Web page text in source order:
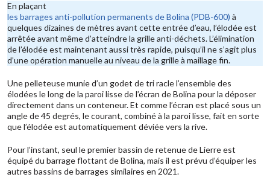
En plaçant
les barrages anti-pollution permanents de Bolina (PDB-600) à
quelques dizaines de mètres avant cette entrée d’eau, l’élodée est
arrêtée avant même d’atteindre la grille anti-déchets. L’élimination
de l’élodée est maintenant aussi très rapide, puisqu’il ne s’agit plus
d’une opération manuelle au niveau de la grille à maillage fin.
Une pelleteuse munie d’un godet de tri racle l’ensemble des
élodées le long de la paroi lisse de l’écran de Bolina pour la déposer
directement dans un conteneur. Et comme l’écran est placé sous un
angle de 45 degrés, le courant, combiné à la paroi lisse, fait en sorte
que l’élodée est automatiquement déviée vers la rive.
Pour l’instant, seul le premier bassin de retenue de Lierre est
équipédu barrage flottant de Bolina, mais il est prévu d’équiper les
autres bassins de barrages similaires en 2021.